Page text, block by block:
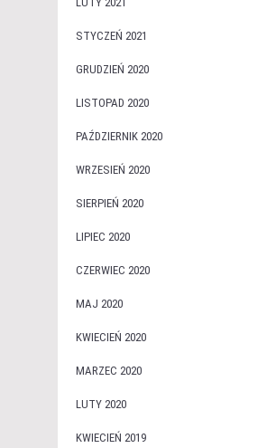
STYCZEŃ 2021
GRUDZIEŃ 2020
LISTOPAD 2020
PAŹDZIERNIK 2020
WRZESIEŃ 2020
SIERPIEŃ 2020
LIPIEC 2020
CZERWIEC 2020
MAJ 2020
KWIECIEŃ 2020
MARZEC 2020
LUTY 2020
KWIECIEŃ 2019